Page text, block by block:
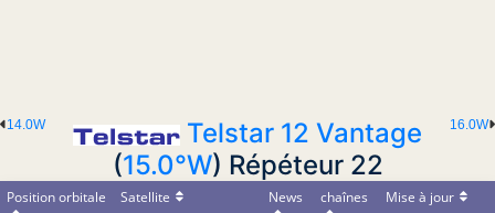
16.0W
14.0W
Telstar 12 Vantage
(15.0°W) Répéteur 22
Position orbitale Satellite News chaînes Mise à jour